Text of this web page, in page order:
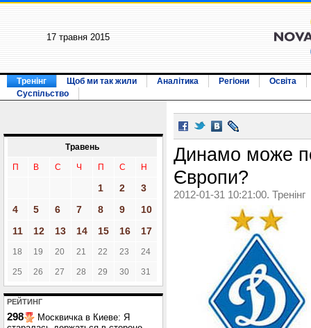
17 травня 2015
Тренінг Щоб ми так жили Аналітика Регіони
Освіта
Суспільство
Травень
П В С Ч П С Н
1 2
3
4
5 6 7 8 9
10
11
12 13 14 15 16 17
18 19 20 21 22 23 24
25 26 27 28 29 30 31
РЕЙТИНГ
298
Москвичка в Киеве: Я
Динамо може
Європи?
2012-01-31 10:21:00. Тренінг